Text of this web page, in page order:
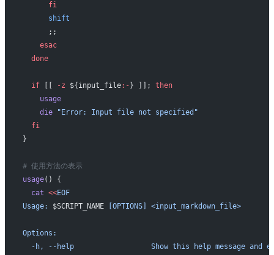
      fi
      shift
      ;;
    esac
  done
  if
[[ -z ${input_file:- } ]]; then
    usage
    die
"Error: Input file not specified"
  fi
}
# 使用方法の表示
usage() {
  cat
<<EOF
Usage: $SCRIPT_NAME [OPTIONS] <input_markdown_file>
Options:
-h, --help                  Show this help message and